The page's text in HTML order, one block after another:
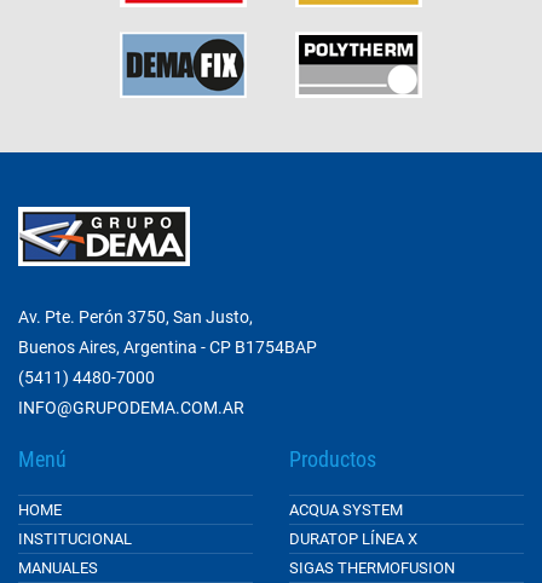
Av. Pte. Perón 3750, San Justo,
Buenos Aires, Argentina - CP B1754BAP
(5411) 4480-7000
INFO@GRUPODEMA.COM.AR
Menú
HOME
INSTITUCIONAL
MANUALES
Productos
ACQUA SYSTEM
DURATOP LÍNEA X
SIGAS THERMOFUSION